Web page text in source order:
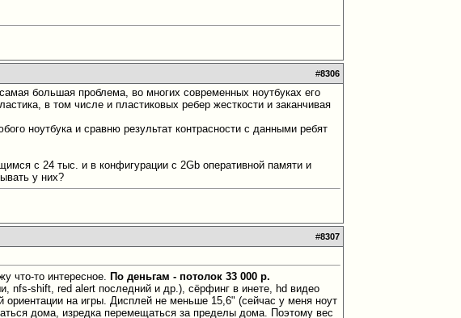
#8306
большая проблема, во многих современных ноутбуках его
в том числе и пластиковых ребер жесткости и заканчивая
ноутбука и сравню результат контрасности с данными ребят
с 24 тыс. и в конфигурации с 2Gb оперативной памяти и
у них?
#8307
что-то интересное. По деньгам - потолок 33 000 р.
nfs-shift, red alert последний и др.), сёрфинг в инете, hd видео
ориентации на игры. Дисплей не меньше 15,6" (сейчас у меня ноут
дома, изредка перемещаться за пределы дома. Поэтому вес